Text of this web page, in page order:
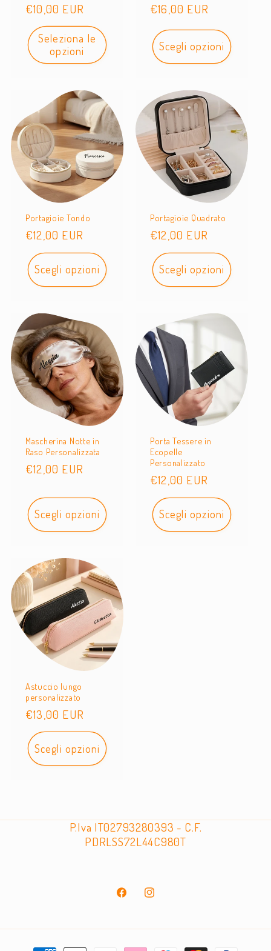
Prezzo
listino
€10,00 EUR
Seleziona le
opzioni
Prezzo
listino
€16,00 EUR
Scegli opzioni
Portagioie Tondo
Prezzo
listino
€12,00 EUR
Scegli opzioni
Portagioie Quadrato
Prezzo
listino
€12,00 EUR
Scegli opzioni
Mascherina Notte in
Raso Personalizzata
Prezzo
listino
€12,00 EUR
Scegli opzioni
Porta Tessere in
Ecopelle
Personalizzato
Prezzo
listino
€12,00 EUR
Scegli opzioni
Astuccio lungo
personalizzato
Prezzo
listino
€13,00 EUR
Scegli opzioni
P.Iva IT02793280393 - C.F.
PDRLSS72L44C980T
FacebookInstagram